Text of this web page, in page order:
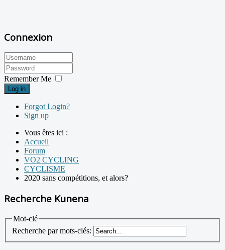
Connexion
Remember Me
Log in
Forgot Login?
Sign up
Vous êtes ici :
Accueil
Forum
VO2 CYCLING
CYCLISME
2020 sans compétitions, et alors?
Recherche Kunena
Mot-clé
Recherche par mots-clés: